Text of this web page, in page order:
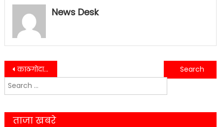
News Desk
Post
navigation
काठगोदाम हाफ मैराथन पिछले चार वर्षों से खेल कैलेंडर पर रहा है एक महत्वपूर्ण कार्यक्रम……
लालकुआं में यहाँ हुआ दो परिवारों को बीच खूनी संघर्ष-पढ़े क्या पूरा मामला……
Search
for:
ताजा खबरे